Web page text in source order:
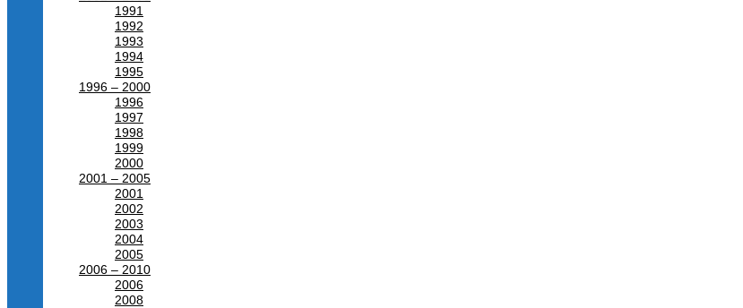
1991
1992
1993
1994
1995
1996 – 2000
1996
1997
1998
1999
2000
2001 – 2005
2001
2002
2003
2004
2005
2006 – 2010
2006
2008